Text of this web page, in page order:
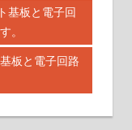
基板と電子回
。
板と電子回路